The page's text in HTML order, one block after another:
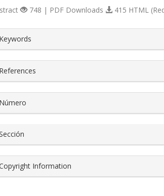
748 | PDF Downloads 415 HTML
Keywords
References
Número
Information